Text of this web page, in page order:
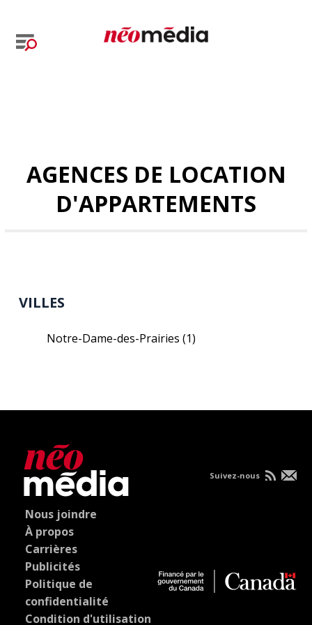
AGENCES DE LOCATION
D'APPARTEMENTS
VILLES
Notre-Dame-des-Prairies(1)
Nous joindre
À propos
Carrières
Publicités
Politique de
confidentialité
Condition d'utilisation
Suivez-nous